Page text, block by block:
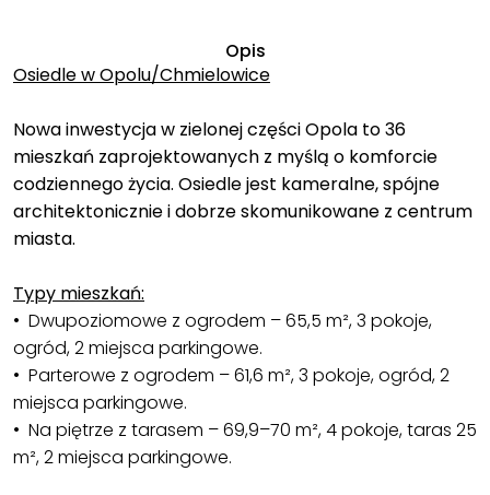
Opis
Osiedle w Opolu/Chmielowice
Nowa inwestycja w zielonej części Opola to 36
mieszkań zaprojektowanych z myślą o komforcie
codziennego życia. Osiedle jest kameralne, spójne
architektonicznie i dobrze skomunikowane z centrum
miasta.
Typy mieszkań:
• Dwupoziomowe z ogrodem – 65,5 m², 3 pokoje,
ogród, 2 miejsca parkingowe.
• Parterowe z ogrodem – 61,6 m², 3 pokoje, ogród, 2
miejsca parkingowe.
• Na piętrze z tarasem – 69,9–70 m², 4 pokoje, taras 25
m², 2 miejsca parkingowe.